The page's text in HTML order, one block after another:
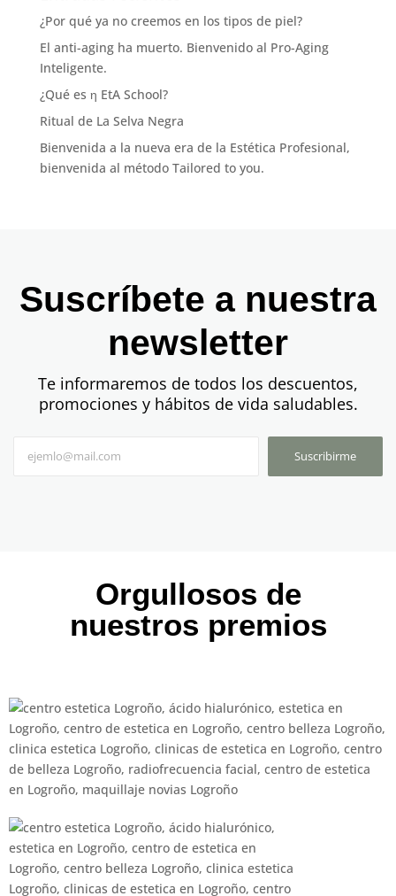
¿Por qué ya no creemos en los tipos de piel?
El anti-aging ha muerto. Bienvenido al Pro-Aging
Inteligente.
¿Qué es η EtA School?
Ritual de La Selva Negra
Bienvenida a la nueva era de la Estética Profesional,
bienvenida al método Tailored to you.
Suscríbete a nuestra
newsletter
Te informaremos de todos los descuentos,
promociones y hábitos de vida saludables.
Suscribirme
Orgullosos de
nuestros premios